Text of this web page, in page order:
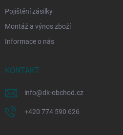
Pojištění zásilky
Montáž a výnos zboží
Informace o nás
KONTAKT
info@dk-obchod.cz
+420 774 590 626